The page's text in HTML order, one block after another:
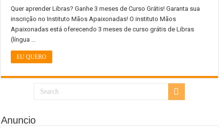
Quer aprender Libras? Ganhe 3 meses de Curso Grátis! Garanta sua
inscrição no Instituto Mãos Apaixonadas! O instituto Mãos
Apaixonadas está oferecendo 3 meses de curso grátis de Libras
(língua …
EU QUERO
Anuncio